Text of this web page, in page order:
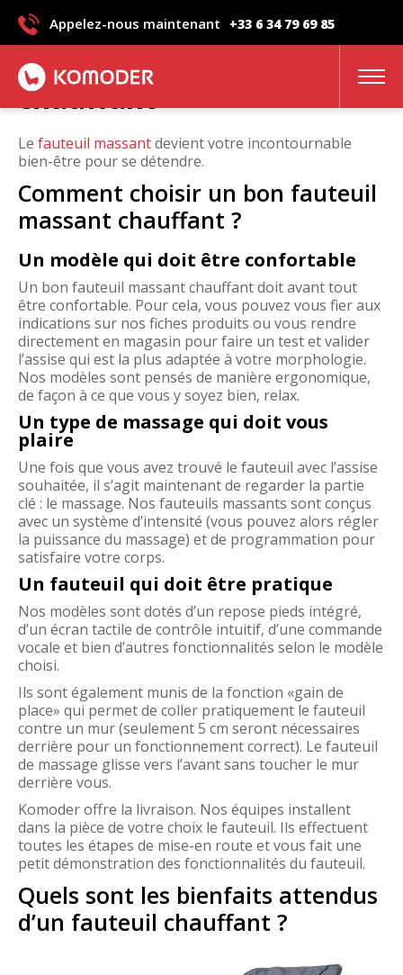
Appelez-nous maintenant +33 6 34 79 69 85
Fauteuil massant
chauffant
Le fauteuil massantdevient votre incontournable
bien-être pour se détendre.
Comment choisir un bon fauteuil
massant chauffant ?
Un modèle qui doit être confortable
Un bon fauteuil massant chauffant doit avant tout
être confortable. Pour cela, vous pouvez vous fier aux
indications sur nos fiches produits ou vous rendre
directement en magasin pour faire un test et valider
l’assise qui est la plus adaptée à votre morphologie.
Nos modèles sont pensés de manière ergonomique,
de façon à ce que vous y soyez bien, relax.
Un type de massage qui doit vous
plaire
Une fois que vous avez trouvé le fauteuil avec l’assise
souhaitée, il s’agit maintenant de regarder la partie
clé : le massage. Nos fauteuils massants sont conçus
avec un système d’intensité (vous pouvez alors régler
la puissance du massage) et de programmation pour
satisfaire votre corps.
Un fauteuil qui doit être pratique
Nos modèles sont dotés d’un repose pieds intégré,
d’un écran tactile de contrôle intuitif, d’une commande
vocale et bien d’autres fonctionnalités selon le modèle
choisi.
Ils sont également munis de la fonction «gain de
place» qui permet de coller pratiquement le fauteuil
contre un mur (seulement 5 cm seront nécessaires
derrière pour un fonctionnement correct). Le fauteuil
de massage glisse vers l’avant sans toucher le mur
derrière vous.
Komoder offre la livraison. Nos équipes installent
dans la pièce de votre choix le fauteuil. Ils effectuent
toutes les étapes de mise-en route et vous fait une
petit démonstration des fonctionnalités du fauteuil.
Quels sont les bienfaits attendus
d’un fauteuil chauffant ?